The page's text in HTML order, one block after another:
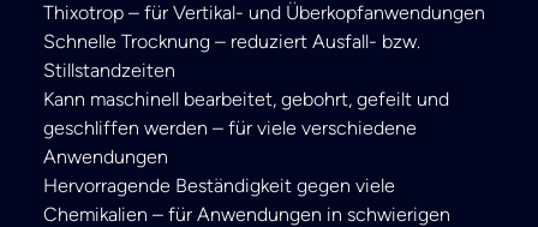
Thixotrop – für Vertikal- und Überkopfanwendungen
Schnelle Trocknung – reduziert Ausfall- bzw.
Stillstandzeiten
Kann maschinell bearbeitet, gebohrt, gefeilt und
geschliffen werden – für viele verschiedene
Anwendungen
Hervorragende Beständigkeit gegen viele
Chemikalien – für Anwendungen in schwierigen